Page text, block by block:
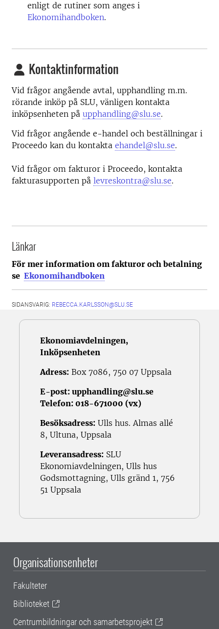
enligt de rutiner som anges i
Ekonomihandboken.
Kontaktinformation
Vid frågor angående avtal, upphandling m.m.
rörande inköp på SLU, vänligen kontakta
inköpsenheten på upphandling@slu.se.
Vid frågor angående e-handel och beställningar i
Proceedo kan du kontakta ehandel@slu.se.
Vid frågor om fakturor i Proceedo, kontakta
fakturasupporten på levreskontra@slu.se.
Länkar
För mer information om fakturor och betalning
se Ekonomihandboken
SIDANSVARIG: REBECCA.KARLSSON@SLU.SE
Ekonomiavdelningen,
Inköpsenheten
Adress: Box 7086, 750 07 Uppsala
E-post: upphandling@slu.se
Telefon: 018-671000 (vx)
Besöksadress: Ulls hus. Almas allé
8, Ultuna, Uppsala
Leveransadress: SLU
Ekonomiavdelningen, Ulls hus
Godsmottagning, Ulls gränd 1, 756
51 Uppsala
Organisationsenheter
Fakulteter
Biblioteket
Centrumbildningar och samarbetsprojekt